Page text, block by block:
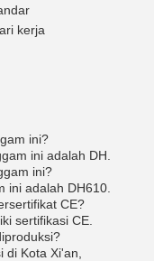
kerja
ini?
ini adalah DH.
ini?
ini adalah DH610.
CE?
sertifikasi CE.
Kota Xi'an,